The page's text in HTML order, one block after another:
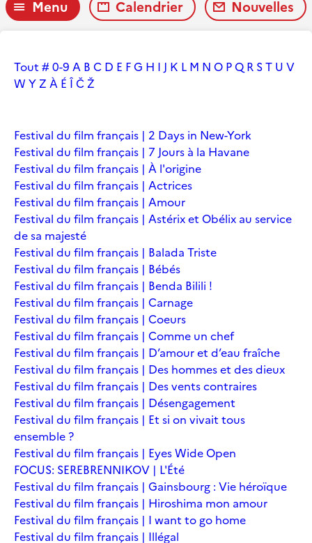
Menu Calendrier Nouvelles
Tout # 0-9 A B C D E FG H I J K L M N O PQ R ST U V
W YZ À É ÎČŽ
Festival du film français | 2 Days in New-York
Festival du film français | 7 Jours à la Havane
Festival du film français | À l'origine
Festival du film français | Actrices
Festival du film français | Amour
Festival du film français | Astérix et Obélix au service
de sa majesté
Festival du film français | Balada Triste
Festival du film français | Bébés
Festival du film français | Benda Bilili !
Festival du film français | Carnage
Festival du film français | Coeurs
Festival du film français | Comme un chef
Festival du film français | D’amour et d’eau fraîche
Festival du film français | Des hommes et des dieux
Festival du film français | Des vents contraires
Festival du film français | Désengagement
Festival du film français | Et si on vivait tous
ensemble ?
Festival du film français | Eyes Wide Open
FOCUS: SEREBRENNIKOV | L'Été
Festival du film français | Gainsbourg : Vie héroïque
Festival du film français | Hiroshima mon amour
Festival du film français | I want to go home
Festival du film français | Illégal